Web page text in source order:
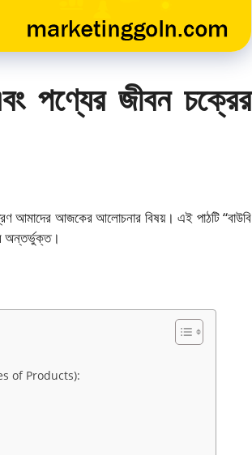
পণ্যের জীবন চক্রের
আমাদের আজকের আলোচনার বিষয়। এই পাঠটি “বাউবি
অন্তর্ভুক্ত।
of Products):